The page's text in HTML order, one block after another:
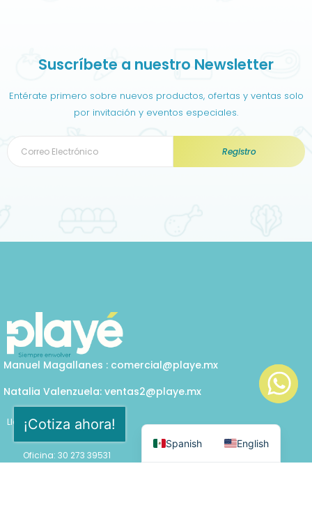
Suscríbete a nuestro Newsletter
Entérate primero sobre nuevos productos, ofertas y ventas solo
por invitación y eventos especiales.
Registro
Manuel Magallanes : comercial@playe.mx
Natalia Valenzuela: ventas2@playe.mx
Llámanos
Oficina: 30 273 39531
¡Cotiza ahora!
Spanish English